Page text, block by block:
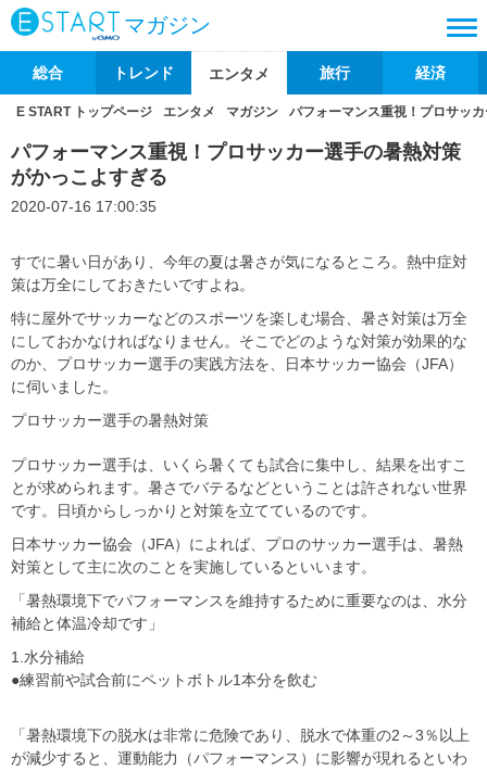
マガジン
総合 トレンド エンタメ 旅行 経済
E START トップページ エンタメ マガジン パフォーマンス重視！プロサッ
パフォーマンス重視！プロサッカー選手の暑熱対策
がかっこよすぎる
2020-07-16 17:00:35
すでに暑い日があり、今年の夏は暑さが気になるところ。熱中症対
策は万全にしておきたいですよね。
特に屋外でサッカーなどのスポーツを楽しむ場合、暑さ対策は万全
にしておかなければなりません。そこでどのような対策が効果的な
のか、プロサッカー選手の実践方法を、日本サッカー協会（JFA）
に伺いました。
プロサッカー選手の暑熱対策
プロサッカー選手は、いくら暑くても試合に集中し、結果を出すこ
とが求められます。暑さでバテるなどということは許されない世界
です。日頃からしっかりと対策を立てているのです。
日本サッカー協会（JFA）によれば、プロのサッカー選手は、暑熱
対策として主に次のことを実施しているといいます。
「暑熱環境下でパフォーマンスを維持するために重要なのは、水分
補給と体温冷却です」
1.水分補給
●練習前や試合前にペットボトル1本分を飲む
「暑熱環境下の脱水は非常に危険であり、脱水で体重の2～3％以上
が減少すると、運動能力（パフォーマンス）に影響が現れるといわ